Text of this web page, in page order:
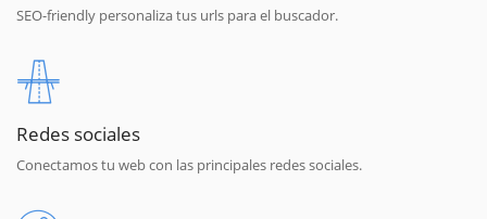
SEO-friendly personaliza tus urls para el buscador.
Redes sociales
Conectamos tu web con las principales redes sociales.